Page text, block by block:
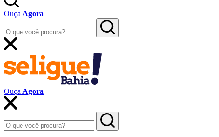
Ouça Agora
Ouça Agora